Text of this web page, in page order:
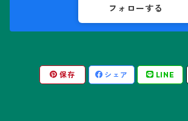
friedrichii LB 2178
キリンドロオプンチア属
ユーフォルビア属
フォローする
保存 シェア LINE